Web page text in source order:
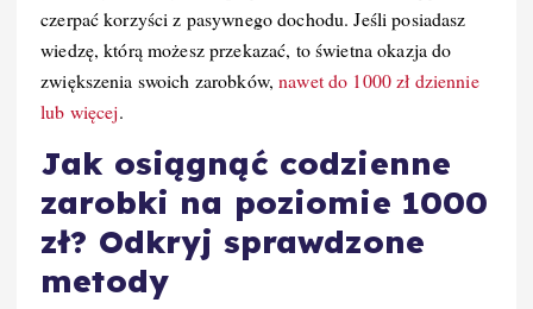
czerpać korzyści z pasywnego dochodu. Jeśli posiadasz
wiedzę, którą możesz przekazać, to świetna okazja do
zwiększenia swoich zarobków,nawet do 1000 zł dziennie
lub więcej.
Jak osiągnąć codzienne
zarobki na poziomie 1000
zł? Odkryj sprawdzone
metody